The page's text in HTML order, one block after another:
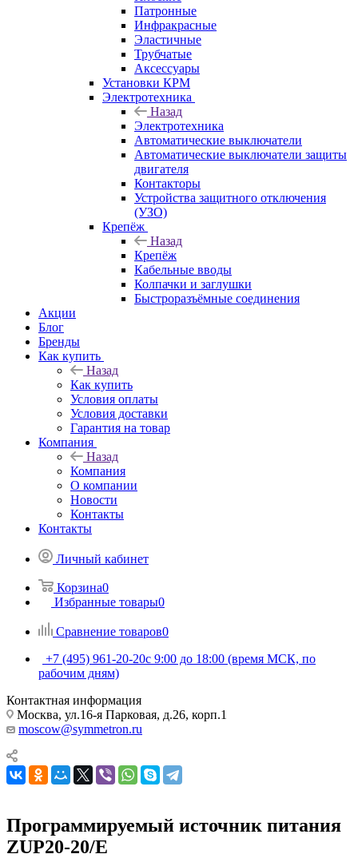
Патронные
Инфракрасные
Эластичные
Трубчатые
Аксессуары
Установки КРМ
Электротехника
Назад
Электротехника
Автоматические выключатели
Автоматические выключатели защиты
двигателя
Контакторы
Устройства защитного отключения
(УЗО)
Крепёж
Назад
Крепёж
Кабельные вводы
Колпачки и заглушки
Быстроразъёмные соединения
Акции
Блог
Бренды
Как купить
Назад
Как купить
Условия оплаты
Условия доставки
Гарантия на товар
Компания
Назад
Компания
О компании
Новости
Контакты
Контакты
Личный кабинет
Корзина0
Избранные товары0
Сравнение товаров0
+7 (495) 961-20-20с 9:00 до 18:00 (время МСК, по
рабочим дням)
Контактная информация
Москва, ул.16-я Парковая, д.26, корп.1
moscow@symmetron.ru
Программируемый источник питания
ZUP20-20/E